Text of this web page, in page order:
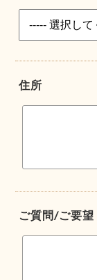
住所
ご質問/ご要望